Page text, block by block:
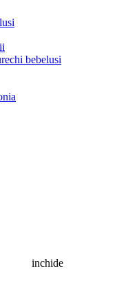
bebelusi
inchide